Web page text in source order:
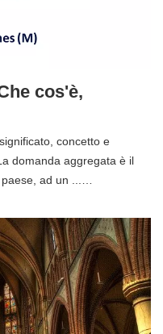
cos'è,
concetto e
domanda aggregata è il
ad un ...…